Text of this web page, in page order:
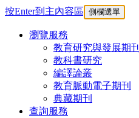
按Enter到主內容區 側欄選單
瀏覽服務
教育研究與發展期刊
教科書研究
編譯論叢
教育脈動電子期刊
典藏期刊
查詢服務